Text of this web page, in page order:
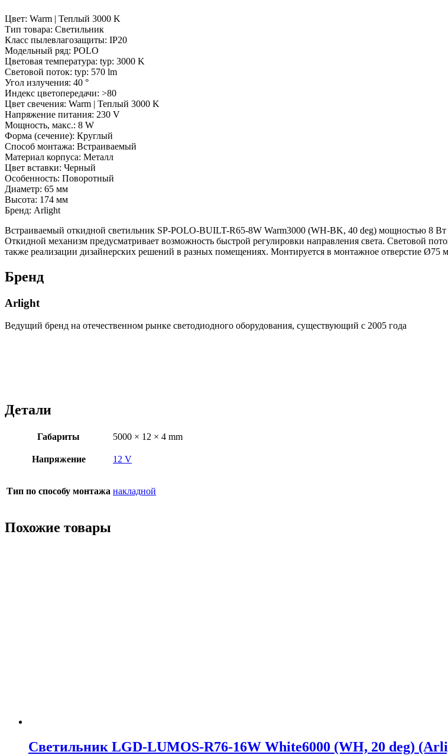
лет)
Цвет: Warm | Теплый 3000 K
Тип товара: Светильник
Класс пылевлагозащиты: IP20
Модельный ряд: POLO
Цветовая температура: typ: 3000 K
Световой поток: typ: 570 lm
Угол излучения: 40 °
Индекс цветопередачи: >80
Цвет свечения: Warm | Теплый 3000 K
Напряжение питания: 230 V
Мощность, макс.: 8 W
Форма (сечение): Круглый
Способ монтажа: Встраиваемый
Материал корпуса: Металл
Цвет вставки: Черный
Особенность: Поворотный
Диаметр: 65 мм
Высота: 174 мм
Бренд: Arlight
Встраиваемый откидной светильник SP-POLO-BUILT-R65-8W Warm3000 (WH-BK, 40 deg) мощностью 8
Откидной механизм предусматривает возможность быстрой регулировки направления света. Световой
также реализации дизайнерских решений в разных помещениях. Монтируется в монтажное отверстие Ø75
Бренд
Arlight
Ведущий бренд на отечественном рынке светодиодного оборудования, существующий с 2005 года
Детали
Габариты 5000 × 12 × 4 mm
Напряжение 12 V
Тип по способу монтажа накладной
Похожие товары
Светильник LGD-LUMOS-R76-16W White6000 (WH, 20 deg)